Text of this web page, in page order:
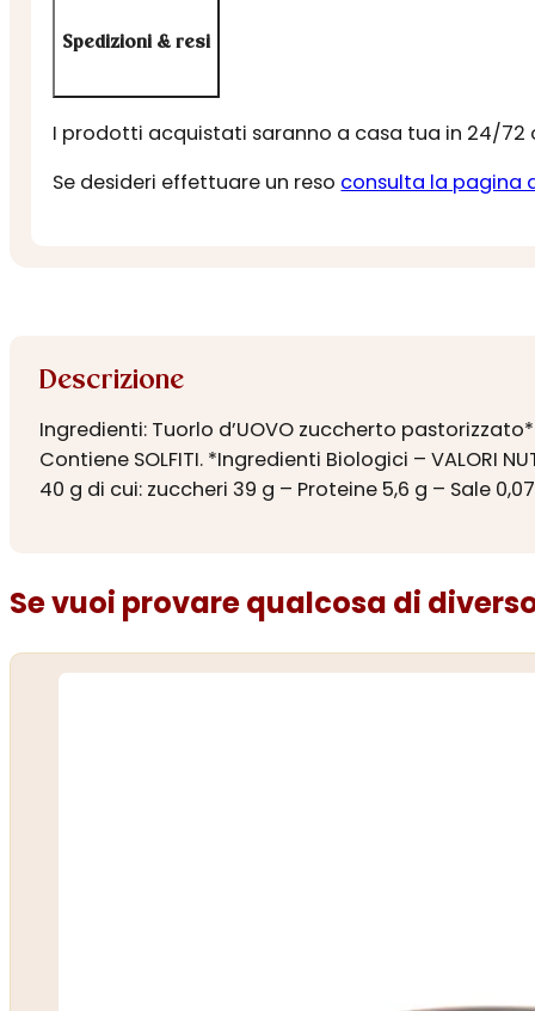
Spedizioni & resi
I prodotti acquistati saranno a casa tua in 24/72
Se desideri effettuare un reso consulta la pagina
Descrizione
Ingredienti: Tuorlo d’UOVO zuccherto
Contiene SOLFITI. *Ingredienti Biologici – VALORI
40 g di cui: zuccheri 39 g – Proteine 5,6 g – Sale
Se vuoi provare qualcosa di